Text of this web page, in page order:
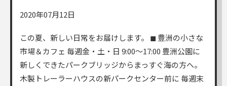
2020年07月12日
この夏、新しい日常をお届けします。 ◼︎ 豊洲の小さな
市場＆カフェ 毎週金・土・日 9:00～17:00 豊洲公園に
新しくできたパークブリッジからまっすぐ海の方へ。
木製トレーラーハウスの新パークセンター前に 毎週末